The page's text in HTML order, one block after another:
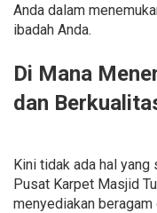
Anda dalam
ibadah Anda.
Di Mana
dan
Kini tidak ada hal
Pusat Karpet Masjid
menyediakan